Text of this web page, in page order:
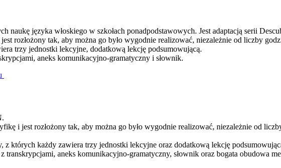
naukę języka włoskiego w szkołach ponadpodstawowych. Jest adaptacją serii
rozłożony tak, aby można go było wygodnie realizować, niezależnie od liczby
trzy jednostki lekcyjne, dodatkową lekcję podsumowującą.
aneks komunikacyjno-gramatyczny i słownik.
i jest rozłożony tak, aby można go było wygodnie realizować, niezależnie od
z których każdy zawiera trzy jednostki lekcyjne oraz dodatkową lekcję
transkrypcjami, aneks komunikacyjno-gramatyczny, słownik oraz bogata obudowa